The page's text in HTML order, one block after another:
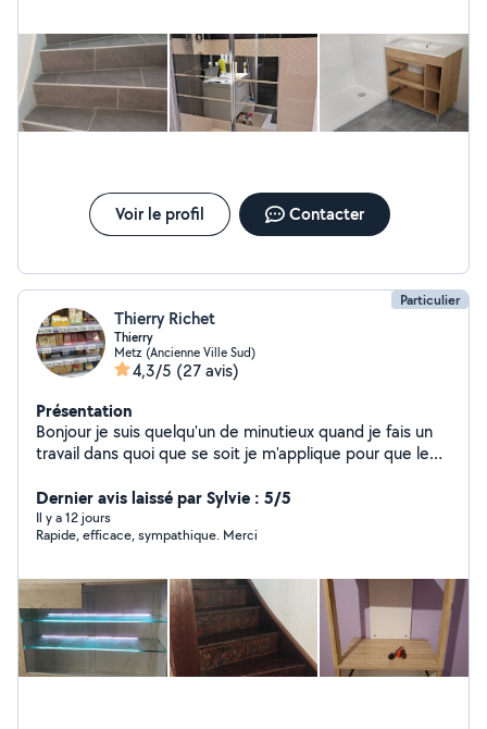
Voir le profil Contacter
Particulier
Thierry Richet
Thierry
Metz (Ancienne Ville Sud)
4,3/5 (27 avis)
Présentation
Bonjour je suis quelqu'un de minutieux quand je fais un
travail dans quoi que se soit je m'applique pour que le
ça soit mal fait . Vous pouvez me faire confiance
Dernier avis laissé par Sylvie : 5/5
Il y a 12 jours
Rapide, efficace, sympathique. Merci